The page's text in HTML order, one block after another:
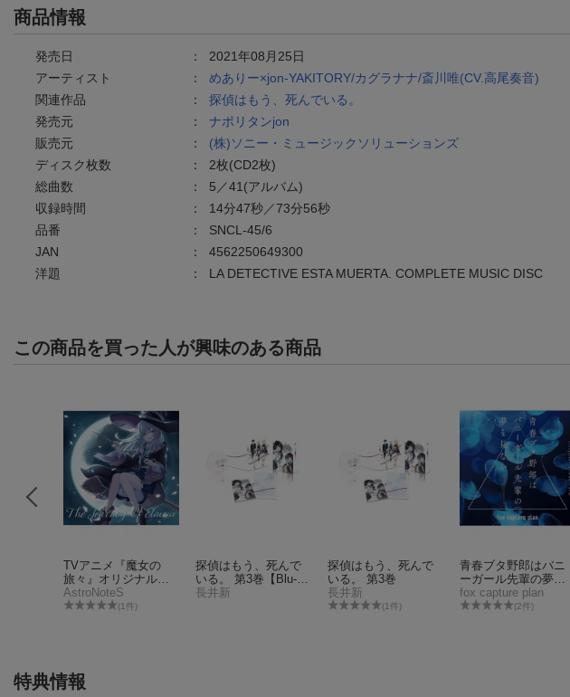
商品情報
発売日 ： 2021年08月25日
アーティスト
： めありー×jon-YAKITORY/カグラナナ/斎川唯(CV.高尾奏音)
関連作品
： 探偵はもう、死んでいる。
発売元
： ナポリタンjon
販売元
： (株)ソニー・ミュージックソリューションズ
ディスク枚数
： 2枚(CD2枚)
総曲数
： 5／41(アルバム)
収録時間
： 14分47秒／73分56秒
品番
： SNCL-45/6
JAN
： 4562250649300
洋題
： LA DETECTIVE ESTA MUERTA. COMPLETE MUSIC DISC
この商品を買った人が興味のある商品
TVアニメ『魔女の
旅々』オリジナルサ
ウンドトラック
AstroNoteS
(1件)
探偵はもう、死んで
いる。 第3巻【Blu-ra
y】
長井新
探偵はもう、死んで
いる。 第3巻
長井新
(1件)
青春ブタ野郎はバニ
ーガール先輩の夢を
見ない Original Sound
track
fox capture plan
(2件)
特典情報